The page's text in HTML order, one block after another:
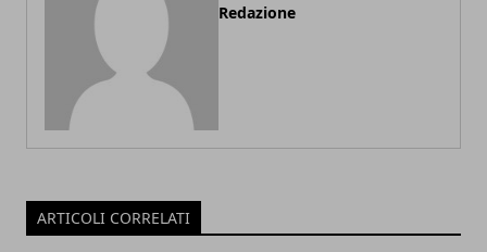
Redazione
ARTICOLI CORRELATI